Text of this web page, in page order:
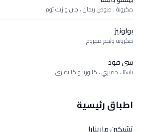
مكرونة ، صوص ريحان ، جبن و زيت ثوم
بولونيز
مكرونة ولحم مفروم
سى فود
باستا ، جمبري ، كابوريا و كاليماري
اطباق رئيسية
تشيكين مارينارا